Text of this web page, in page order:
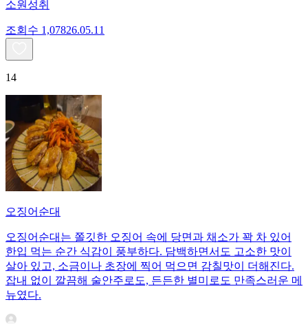
소원성취
조회수 1,07826.05.11
14
오징어순대
오징어순대는 쫄깃한 오징어 속에 당면과 채소가 꽉 차 있어
한입 먹는 순간 식감이 풍부하다. 담백하면서도 고소한 맛이
살아 있고, 소금이나 초장에 찍어 먹으면 감칠맛이 더해진다.
잡내 없이 깔끔해 술안주로도, 든든한 별미로도 만족스러운 메
뉴였다.